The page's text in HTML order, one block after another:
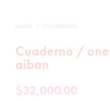
Cuaderno /
aiban
$32,000.00